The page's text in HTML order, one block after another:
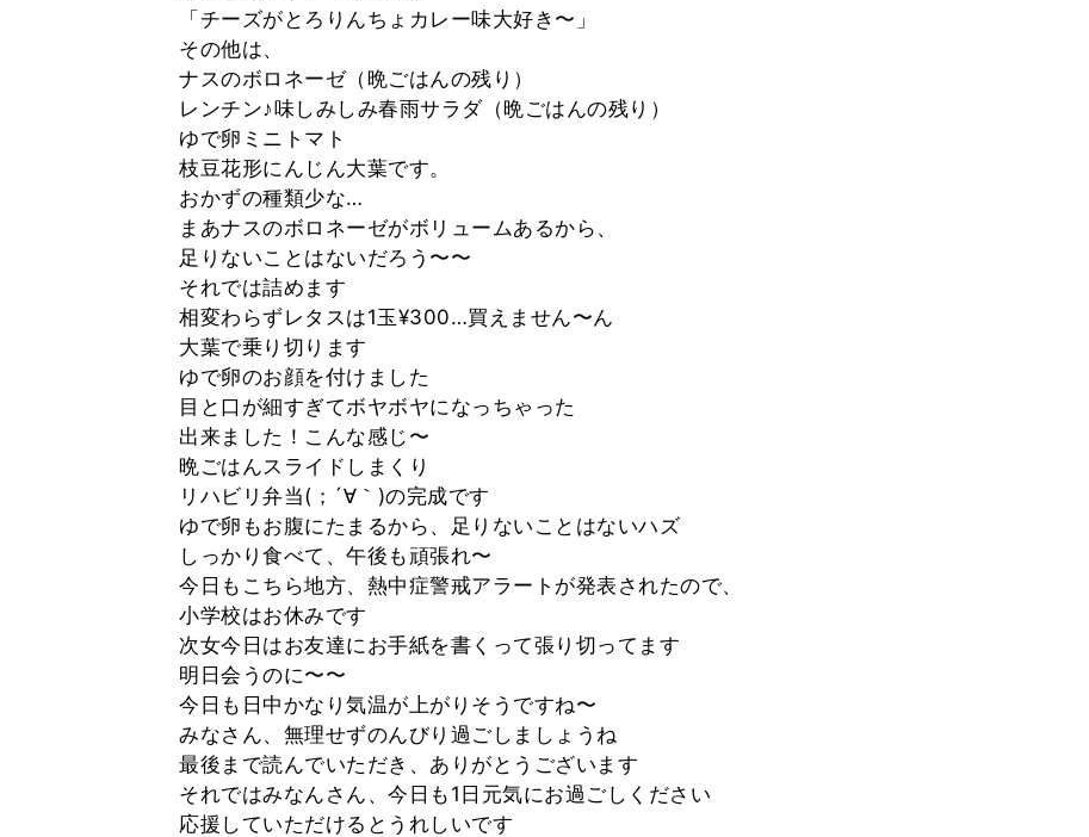
「チーズがとろりんちょカレー味大好き〜」
その他は、
ナスのボロネーゼ（晩ごはんの残り）
レンチン♪味しみしみ春雨サラダ（晩ごはんの残り）
ゆで卵ミニトマト
枝豆花形にんじん大葉です。
おかずの種類少な…
まあナスのボロネーゼがボリュームあるから、
足りないことはないだろう〜〜
それでは詰めます
相変わらずレタスは1玉¥300…買えません〜ん
大葉で乗り切ります
ゆで卵のお顔を付けました
目と口が細すぎてボヤボヤになっちゃった
出来ました！こんな感じ〜
晩ごはんスライドしまくり
リハビリ弁当(；´∀｀)の完成です
ゆで卵もお腹にたまるから、足りないことはないハズ
しっかり食べて、午後も頑張れ〜
今日もこちら地方、熱中症警戒アラートが発表されたので、
小学校はお休みです
次女今日はお友達にお手紙を書くって張り切ってます
明日会うのに〜〜
今日も日中かなり気温が上がりそうですね〜
みなさん、無理せずのんびり過ごしましょうね
最後まで読んでいただき、ありがとうございます
それではみなんさん、今日も1日元気にお過ごしください
応援していただけるとうれしいです